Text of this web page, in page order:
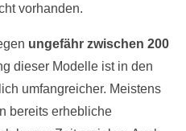
vorhanden.
ungefähr zwischen 200
dieser Modelle ist in den
umfangreicher. Meistens
bereits erhebliche